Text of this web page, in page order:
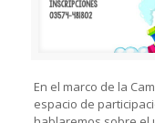
En el marco de la
espacio de